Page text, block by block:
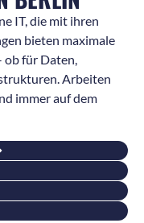
IT, die mit ihren
bieten maximale
für Daten,
Arbeiten
immer auf dem